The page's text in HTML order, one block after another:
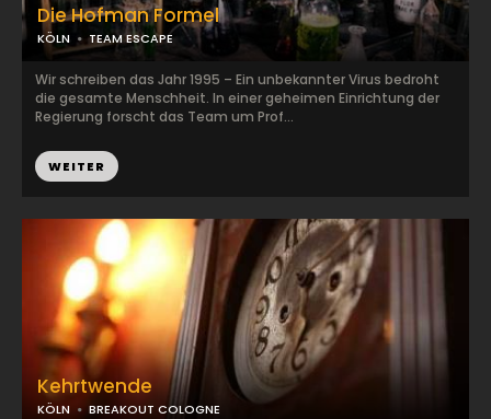
Die Hofman Formel
KÖLN TEAM ESCAPE
Wir schreiben das Jahr 1995 – Ein unbekannter Virus bedroht
die gesamte Menschheit. In einer geheimen Einrichtung der
Regierung forscht das Team um Prof...
WEITER
Kehrtwende
KÖLN BREAKOUT COLOGNE